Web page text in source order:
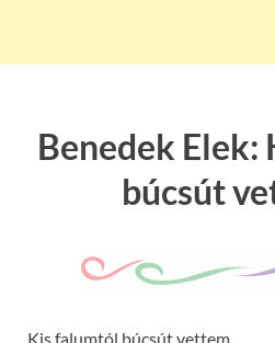
Benedek Elek:
búcsút
Kis falumtól búcsút vettem,